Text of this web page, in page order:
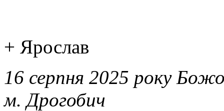
+ Ярослав
16 серпня 2025 року
м. Дрогобич